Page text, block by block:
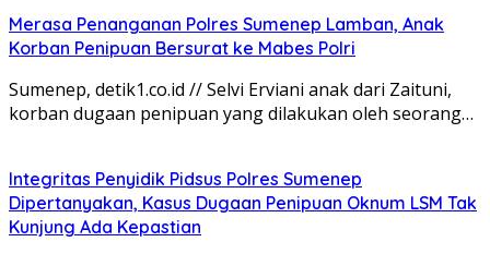
Merasa Penanganan Polres Sumenep Lamban, Anak
Korban Penipuan Bersurat ke Mabes Polri
Sumenep, detik1.co.id // Selvi Erviani anak dari Zaituni,
korban dugaan penipuan yang dilakukan oleh seorang…
Integritas Penyidik Pidsus Polres Sumenep
Dipertanyakan, Kasus Dugaan Penipuan Oknum LSM Tak
Kunjung Ada Kepastian